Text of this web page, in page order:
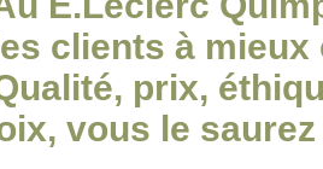
clients à
prix,
vous le